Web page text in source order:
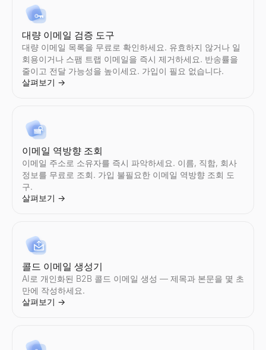
Instagram 가짜 팔로워 확인
Instagram의 가짜 팔로워를 즉시 감지.무료도구에서 참여율, 팔
살펴보기→
Instagram 팔로워 수 조회
모든 Instagram계정의 실시간팔로워 수과(와)프로필 통계를 확
Instagram 참여율 계산기
Instagram 감사
모든 Instagram계정를 즉시 감사.참여율, 평균좋아요 수, 댓글 수
TikTok 가짜 팔로워 확인
TikTok 의 가짜 팔로워를 즉시 감지.무료도구에서 참여율, 팔로
살펴보기→
TikTok 팔로워 수 조회
모든 TikTok계정의 실시간팔로워 수과(와)프로필 통계를 확인.
TikTok 참여율 계산기
TikTok 감사
모든 TikTok계정를 즉시 감사.참여율, 평균좋아요 수, 조회수, 팔
YouTube 팔로워 수 조회
모든 YouTube채널의 실시간구독자 수과(와)채널 통계를 확인.구
살펴보기→
YouTube 가짜 팔로워 확인
YouTube의 가짜 구독자를 즉시 감지.무료도구에서 참여율, 구독
YouTube 참여율 계산기
YouTube 감사
모든 YouTube채널를 즉시 감사.참여율, 평균조회수, 좋아요 수,
X 프로필 뷰어
공개된 X(Twitter) 프로필을 익명으로 보기 — 로그인 불필요. 모
살펴보기→
트위터 프로필 검색
Twitter/X프로필를 이미지및 아바타의 설명에서 검색.사진및 프
Twitter/X 팔로워 수 확인
Twitter/X 참여율 계산기
모든 Twitter/X계정의 참여율를 즉시 계산.평균좋아요 수, 리포스
LinkedIn 리드 검증기
LinkedIn 게시물을 붙여넣으세요 — 작성자가 구매자인지 확인하
살펴보기→
LinkedIn 프로필 추출기
LinkedIn 프로필을 즉시 추출하세요. 이름, 이메일, 직책, 회사 데
LinkedIn 텍스트 포맷터
LinkedIn 게시물 미리보기
무료 LinkedIn 게시물 미리보기 도구. 게시물이 데스크톱과 모바
대량 이메일 검증 도구
대량 이메일 목록을 무료로 확인하세요. 유효하지 않거나 일
회용이거나 스팸 트랩 이메일을 즉시 제거하세요. 반송률을
줄이고 전달 가능성을 높이세요. 가입이 필요 없습니다.
살펴보기 →
이메일 역방향 조회
이메일 주소로 소유자를 즉시 파악하세요. 이름, 직함, 회사
정보를 무료로 조회. 가입 불필요한 이메일 역방향 조회 도
구.
살펴보기 →
콜드 이메일 생성기
AI로 개인화된 B2B 콜드 이메일 생성 — 제목과 본문을 몇 초
만에 작성하세요.
살펴보기 →